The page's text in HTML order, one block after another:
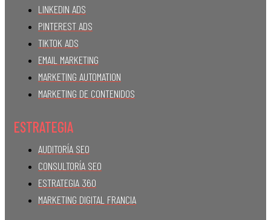
LINKEDIN ADS
PINTEREST ADS
TIKTOK ADS
EMAIL MARKETING
MARKETING AUTOMATION
MARKETING DE CONTENIDOS
ESTRATEGIA
AUDITORÍA SEO
CONSULTORÍA SEO
ESTRATEGIA 360
MARKETING DIGITAL FRANCIA